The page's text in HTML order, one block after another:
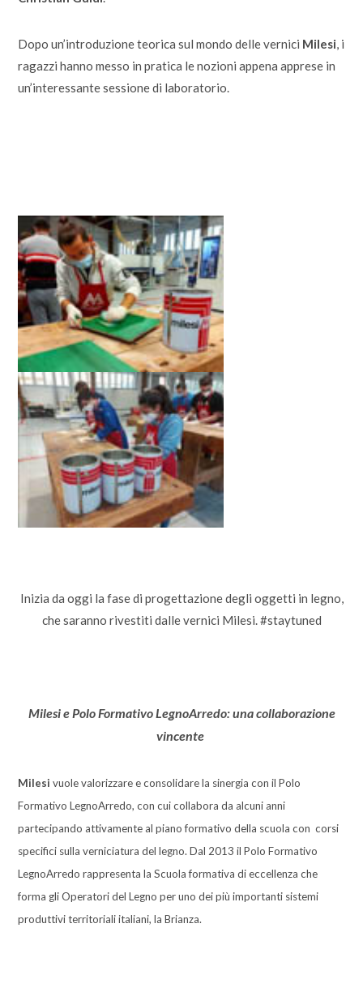
Dopo un’introduzione teorica sul mondo delle vernici Milesi, i
ragazzi hanno messo in pratica le nozioni appena apprese in
un’interessante sessione di laboratorio.
Inizia da oggi la fase di progettazione degli oggetti in legno,
che saranno rivestiti dalle vernici Milesi. #staytuned
Milesi e Polo Formativo LegnoArredo: una collaborazione
vincente
Milesi vuole valorizzare e consolidare la sinergia con il Polo
Formativo LegnoArredo, con cui collabora da alcuni anni
partecipando attivamente al piano formativo della scuola con corsi
specifici sulla verniciatura del legno. Dal 2013 il Polo Formativo
LegnoArredo rappresenta la Scuola formativa di eccellenza che
forma gli Operatori del Legno per uno dei più importanti sistemi
produttivi territoriali italiani, la Brianza.